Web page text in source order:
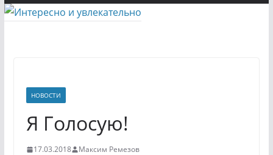
НОВОСТИ
Я Голосую!
17.03.2018 Максим Ремезов